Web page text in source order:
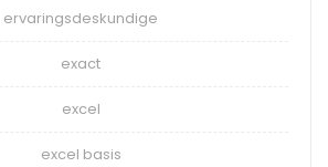
ervaringsdeskundige
exact
excel
excel basis